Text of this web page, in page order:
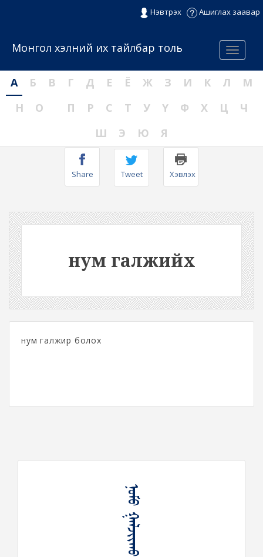
Нэвтрэх Ашиглах заавар
Menu
Монгол хэлний их тайлбар толь
А Б В Г Д Е Ё Ж З И К Л
М
Н
О П Р С Т У Ү Ф Х Ц
Ч
Ш
Э Ю Я
Share Tweet Хэвлэх
нум галжийх
нум галжир болох
ᠨᠤᠮᠤ ᠭᠠᠯᠵᠢᠶᠬᠤ